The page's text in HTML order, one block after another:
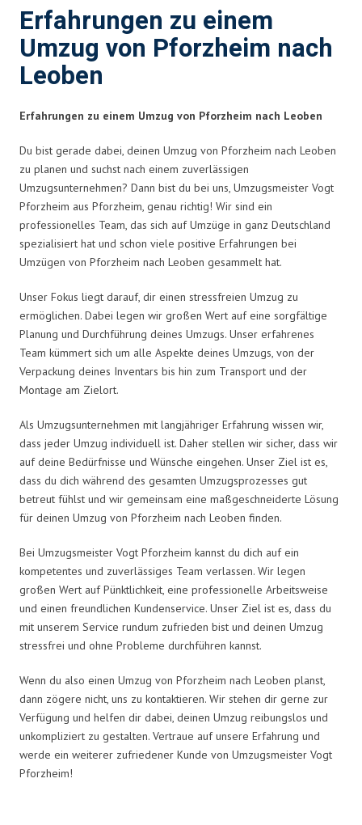
Erfahrungen zu einem
Umzug von Pforzheim nach
Leoben
Erfahrungen zu einem Umzug von Pforzheim nach Leoben
Du bist gerade dabei, deinen Umzug von Pforzheim nach Leoben
zu planen und suchst nach einem zuverlässigen
Umzugsunternehmen? Dann bist du bei uns, Umzugsmeister Vogt
Pforzheim aus Pforzheim, genau richtig! Wir sind ein
professionelles Team, das sich auf Umzüge in ganz Deutschland
spezialisiert hat und schon viele positive Erfahrungen bei
Umzügen von Pforzheim nach Leoben gesammelt hat.
Unser Fokus liegt darauf, dir einen stressfreien Umzug zu
ermöglichen. Dabei legen wir großen Wert auf eine sorgfältige
Planung und Durchführung deines Umzugs. Unser erfahrenes
Team kümmert sich um alle Aspekte deines Umzugs, von der
Verpackung deines Inventars bis hin zum Transport und der
Montage am Zielort.
Als Umzugsunternehmen mit langjähriger Erfahrung wissen wir,
dass jeder Umzug individuell ist. Daher stellen wir sicher, dass wir
auf deine Bedürfnisse und Wünsche eingehen. Unser Ziel ist es,
dass du dich während des gesamten Umzugsprozesses gut
betreut fühlst und wir gemeinsam eine maßgeschneiderte Lösung
für deinen Umzug von Pforzheim nach Leoben finden.
Bei Umzugsmeister Vogt Pforzheim kannst du dich auf ein
kompetentes und zuverlässiges Team verlassen. Wir legen
großen Wert auf Pünktlichkeit, eine professionelle Arbeitsweise
und einen freundlichen Kundenservice. Unser Ziel ist es, dass du
mit unserem Service rundum zufrieden bist und deinen Umzug
stressfrei und ohne Probleme durchführen kannst.
Wenn du also einen Umzug von Pforzheim nach Leoben planst,
dann zögere nicht, uns zu kontaktieren. Wir stehen dir gerne zur
Verfügung und helfen dir dabei, deinen Umzug reibungslos und
unkompliziert zu gestalten. Vertraue auf unsere Erfahrung und
werde ein weiterer zufriedener Kunde von Umzugsmeister Vogt
Pforzheim!